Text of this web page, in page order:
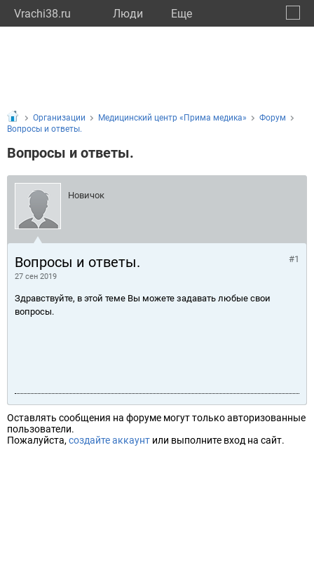
Vrachi38.ru Люди Eще
Организации Медицинский центр «Прима медика»
Форум
Вопросы и ответы.
Вопросы и ответы.
Новичок
Вопросы и ответы.
27 сен 2019
#1
Здравствуйте, в этой теме Вы можете задавать любые свои
вопросы.
Оставлять сообщения на форуме могут только авторизованные
пользователи.
Пожалуйста, создайте аккаунт или выполните вход на сайт.